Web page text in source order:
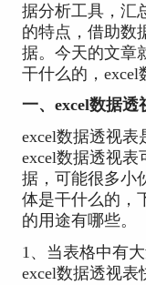
据分析工具，汇
的特点，借助数
据。今天的文章
干什么的，excel
一、excel数据透
excel数据透视表
excel数据透视
据，可能很多小
体是干什么的，
的用途有哪些。
1、当表格中有
excel数据透视表